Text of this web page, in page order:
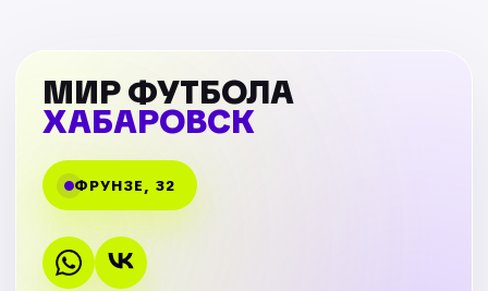
МИР ФУТБОЛА
ХАБАРОВСК
ФРУНЗЕ, 32